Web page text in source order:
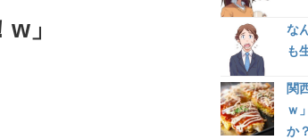
」
な
も
関
ｗ
か